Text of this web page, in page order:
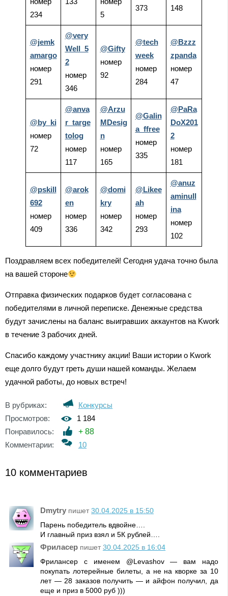
234
5
373 148
@jemk
amargo
номер
291
@very
Well_5
2
номер
346
@Gifty
номер
92
@tech
week
номер
284
@Bzzz
zpanda
номер
47
@by_ki
номер
72
@anva
r_targe
tolog
номер
117
@Arzu
MDesig
n
номер
165
@Galin
a_ffree
номер
335
@PaRa
DoX201
2
номер
181
@pskill
692
номер
409
@arok
en
номер
336
@domi
kry
номер
342
@Likee
ah
номер
293
@anuz
aminull
ina
номер
102
Поздравляем всех победителей! Сегодня удача точно была
на вашей стороне
Отправка физических подарков будет согласована с
победителями в личной переписке. Денежные средства
будут зачислены на баланс выигравших аккаунтов на Kwork
в течение 3 рабочих дней.
Спасибо каждому участнику акции! Ваши истории о Kwork
еще долго будут греть души нашей команды. Желаем
удачной работы, до новых встреч!
В рубриках:
Конкурсы
Просмотров:
1 184
Понравилось:
+ 88
Комментарии:
10
10 комментариев
Dmytry пишет 30.04.2025 в 15:50
Парень победитель вдвойне….
И главный приз взял и 5К рублей….
Фриласер пишет 30.04.2025 в 16:04
Фрилансер с именем @Levashov — вам надо
покупать лотерейные билеты, а не на кворке за 10
лет — 28 заказов получить — и айфон получил, да
еще и приз в 5000 руб )))